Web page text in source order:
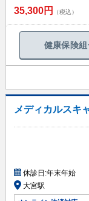
35,300円 （税込）
健康保険
メディカルスキ
休診日:年末年始
大宮駅